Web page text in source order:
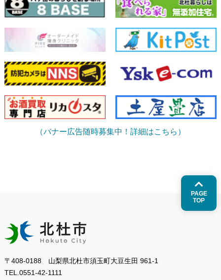
（バナー広告随時募集中！詳細はこちら）
PAGE
TOP
〒408-0188 山梨県北杜市須玉町大豆生田 961-1
TEL. 0551-42-1111